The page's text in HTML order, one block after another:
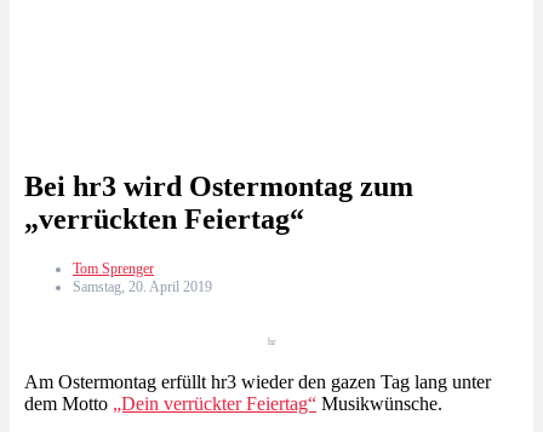
Bei hr3 wird Ostermontag zum
„verrückten Feiertag“
Tom Sprenger
Samstag, 20. April 2019
hr
Am Ostermontag erfüllt hr3 wieder den gazen Tag lang unter
dem Motto „Dein verrückter Feiertag“ Musikwünsche.